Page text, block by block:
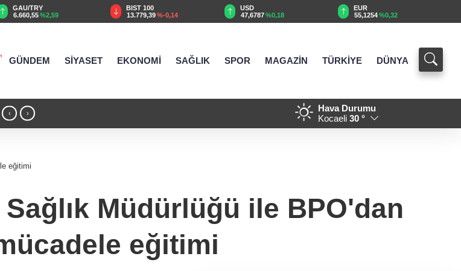
BIST 100
13.779,39%-0,14
USD
47,6787%0,18
EUR
55,1254 %0,32
GBP
64,3468 %0,38
GÜNDEM SİYASET EKONOMİ SAĞLIK SPOR MAGAZİN TÜRKİYE DÜNYA
15:36 - Balıkesir Büyükşehir
‹ ›
Hava Durumu
Kocaeli 30 °
eğitimi
Müdürlüğü ile BPO'dan
eğitimi